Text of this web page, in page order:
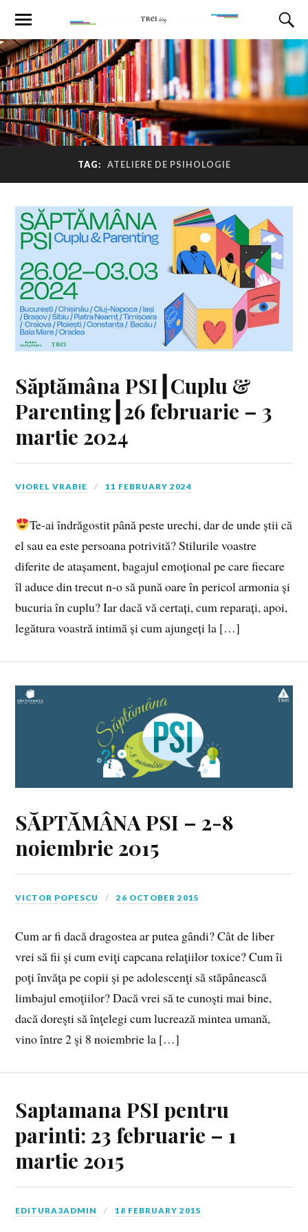
TAG: ATELIERE DE PSIHOLOGIE
Săptămâna PSI┃Cuplu &
Parenting┃26 februarie – 3
martie 2024
VIOREL VRABIE 11 FEBRUARY 2024
Te-ai îndrăgostit până peste urechi, dar de unde știi că
el sau ea este persoana potrivită? Stilurile voastre
diferite de atașament, bagajul emoțional pe care fiecare
îl aduce din trecut n-o să pună oare în pericol armonia și
bucuria în cuplu? Iar dacă vă certați, cum reparați, apoi,
legătura voastră intimă și cum ajungeți la […]
SĂPTĂMÂNA PSI – 2-8
noiembrie 2015
VICTOR POPESCU 26 OCTOBER 2015
Cum ar fi dacă dragostea ar putea gândi? Cât de liber
vrei să fii şi cum eviţi capcana relaţiilor toxice? Cum îi
poţi învăţa pe copii şi pe adolescenţi să stăpânească
limbajul emoţiilor? Dacă vrei să te cunoşti mai bine,
dacă doreşti să înţelegi cum lucrează mintea umană,
vino între 2 şi 8 noiembrie la […]
Saptamana PSI pentru
parinti: 23 februarie – 1
martie 2015
EDITURA3ADMIN 18 FEBRUARY 2015